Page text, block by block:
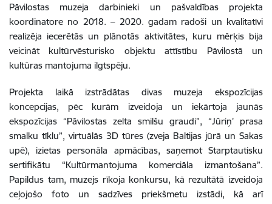
Pāvilostas muzeja darbinieki un pašvaldības projekta
koordinatore no 2018. – 2020. gadam radoši un kvalitatīvi
realizēja iecerētās un plānotās aktivitātes, kuru mērķis bija
veicināt kultūrvēsturisko objektu attīstību Pāvilostā un
kultūras mantojuma ilgtspēju.
Projekta laikā izstrādātas divas muzeja ekspozīcijas
koncepcijas, pēc kurām izveidoja un iekārtoja jaunās
ekspozīcijas “Pāvilostas zelta smilšu graudi”, “Jūriņ’ prasa
smalku tīklu”, virtuālās 3D tūres (zveja Baltijas jūrā un Sakas
upē), izietas personāla apmācības, saņemot Starptautisku
sertifikātu “Kultūrmantojuma komerciāla izmantošana”.
Papildus tam, muzejs rīkoja konkursu, kā rezultātā izveidoja
ceļojošo foto un sadzīves priekšmetu izstādi, kā arī